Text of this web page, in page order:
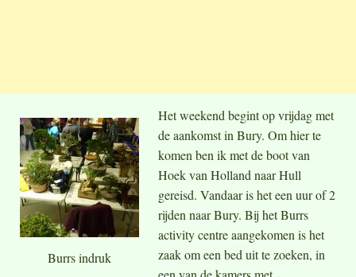
Burrs indruk
Het weekend begint op vrijdag met
de aankomst in Bury. Om hier te
komen ben ik met de boot van
Hoek van Holland naar Hull
gereisd. Vandaar is het een uur of 2
rijden naar Bury. Bij het Burrs
activity centre aangekomen is het
zaak om een bed uit te zoeken, in